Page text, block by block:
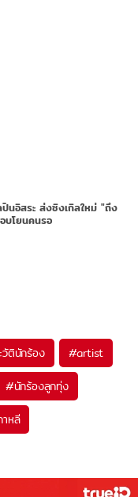
นอิสระ ส่งซิงเกิลใหม่ "ถึง
บโยนคนรอ
วัตินักร้อง #artist
#นักร้องลูกทุ่ง
าหลี